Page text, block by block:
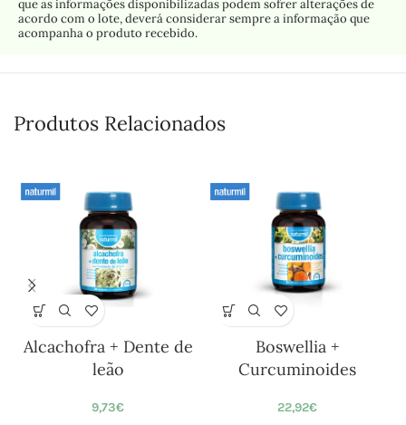
que as informações disponibilizadas podem sofrer alterações de
acordo com o lote, deverá considerar sempre a informação que
acompanha o produto recebido.
Produtos Relacionados
Alcachofra + Dente de
leão
9,73€
Boswellia +
Curcuminoides
22,92€